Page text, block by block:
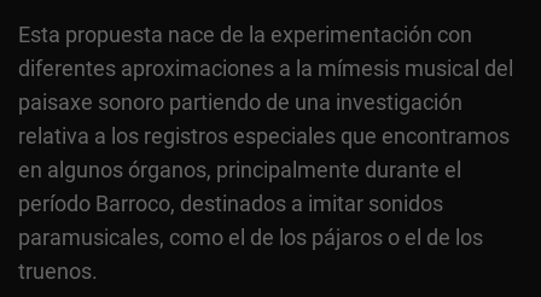
Esta propuesta nace de la experimentación con
diferentes aproximaciones a la mímesis musical del
paisaxe sonoro partiendo de una investigación
relativa a los registros especiales que encontramos
en algunos órganos, principalmente durante el
período Barroco, destinados a imitar sonidos
paramusicales, como el de los pájaros o el de los
truenos.